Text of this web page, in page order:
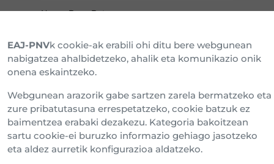
Napar Buru Batzar
Cookien politika
EAJ-PNVk cookie-ak erabili ohi ditu bere webgunean
nabigatzea ahalbidetzeko, ahalik eta komunikazio onik
onena eskaintzeko.
Webgunean arazorik gabe sartzen zarela bermatzeko eta
zure pribatutasuna errespetatzeko, cookie batzuk ez
baimentzea erabaki dezakezu. Kategoria bakoitzean
sartu cookie-ei buruzko informazio gehiago jasotzeko
eta aldez aurretik konfigurazioa aldatzeko.